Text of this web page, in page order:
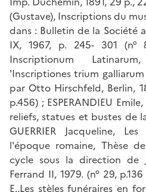
(Gustave), Inscriptions du
dans : Bulletin de la Société
IX, 1967, p. 245- 301 (n°
Inscriptionum
'Inscriptiones trium
par Otto Hirschfeld, Berlin,
p.456) ; ESPERANDIEU
reliefs, statues et bustes de
GUERRIER Jacqueline,
l'époque romaine, Thèse
cycle sous la direction de
Ferrand II, 1979. (n° 29,
E.,Les stèles funéraires en